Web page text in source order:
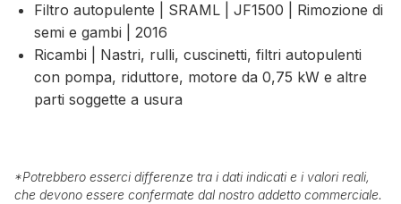
Filtro autopulente | SRAML | JF1500 | Rimozione di
semi e gambi | 2016
Ricambi | Nastri, rulli, cuscinetti, filtri autopulenti
con pompa, riduttore, motore da 0,75 kW e altre
parti soggette a usura
*Potrebbero esserci differenze tra i dati indicati e i valori reali,
che devono essere confermate dal nostro addetto commerciale.